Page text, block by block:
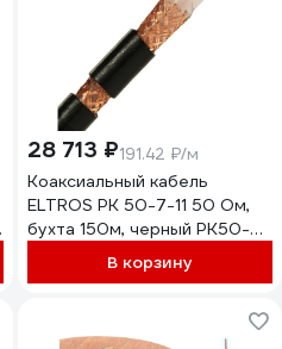
28 713 ₽191.42 ₽/м
Коаксиальный кабель
ELTROS РК 50-7-11 50 Ом,
бухта 150м, черный РК50-
030-ELTROS-MP
В корзину